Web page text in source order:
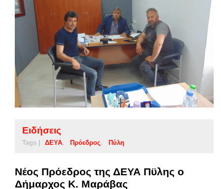
Ειδήσεις
Tags | ΔΕΥΑ Πρόεδρος Πύλη
Νέος Πρόεδρος της ΔΕΥΑ Πϋλης ο
Δήμαρχος Κ. Μαράβας